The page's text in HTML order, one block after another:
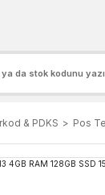
& PDKS Pos